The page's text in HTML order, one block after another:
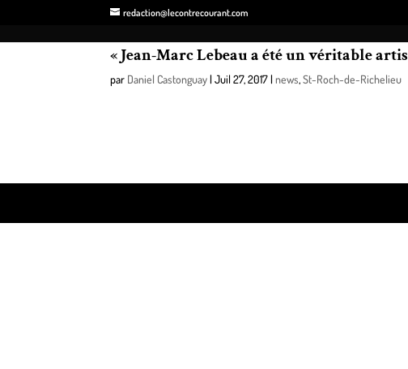
redaction@lecontrecourant.com
« Jean-Marc Lebeau a été un véritable
par Daniel Castonguay| Juil 27, 2017| news,St-Roch-de-Richelieu